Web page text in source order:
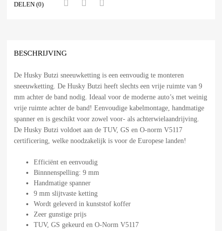
DELEN (0)
BESCHRIJVING
De Husky Butzi sneeuwketting is een eenvoudig te monteren
sneeuwketting. De Husky Butzi heeft slechts een vrije ruimte van 9
mm achter de band nodig. Ideaal voor de moderne auto’s met weinig
vrije ruimte achter de band! Eenvoudige kabelmontage, handmatige
spanner en is geschikt voor zowel voor- als achterwielaandrijving.
De Husky Butzi voldoet aan de TUV, GS en O-norm V5117
certificering, welke noodzakelijk is voor de Europese landen!
Efficiënt en eenvoudig
Binnnenspelling: 9 mm
Handmatige spanner
9 mm slijtvaste ketting
Wordt geleverd in kunststof koffer
Zeer gunstige prijs
TUV, GS gekeurd en O-Norm V5117